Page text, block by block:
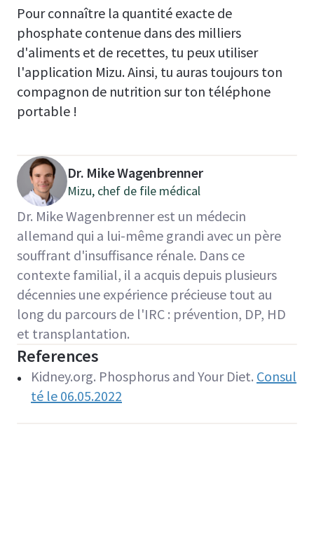
Pour connaître la quantité exacte de
phosphate contenue dans des milliers
d'aliments et de recettes, tu peux utiliser
l'application Mizu. Ainsi, tu auras toujours ton
compagnon de nutrition sur ton téléphone
portable !
Dr. Mike Wagenbrenner
Mizu, chef de file médical
Dr. Mike Wagenbrenner est un médecin
allemand qui a lui-même grandi avec un père
souffrant d'insuffisance rénale. Dans ce
contexte familial, il a acquis depuis plusieurs
décennies une expérience précieuse tout au
long du parcours de l'IRC : prévention, DP, HD
et transplantation.
References
Kidney.org. Phosphorus and Your Diet. Consul
té le 06.05.2022